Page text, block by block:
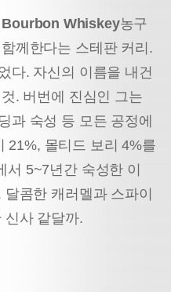
Whiskey농구
께한다는 스테판 커리.
다. 자신의 이름을 내건
. 버번에 진심인 그는
과 숙성 등 모든 공정에
21%, 몰티드 보리 4%를
5~7년간 숙성한 이
콤한 캐러멜과 스파이
신사 같달까.